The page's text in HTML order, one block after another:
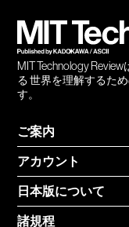
MIT Technology
る 世界を理解するた
す。
ご案内
アカウント
日本版について
諸規程